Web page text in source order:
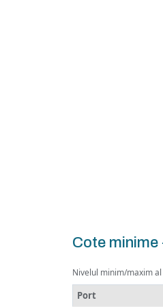
Cote
Nivelul minim/maxim
Port